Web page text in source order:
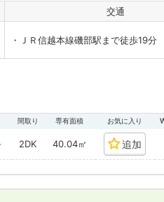
交通
・ＪＲ信越本線磯部駅まで徒歩19分
間取り 専有面積 お気に入り
2DK 40.04㎡ 追加